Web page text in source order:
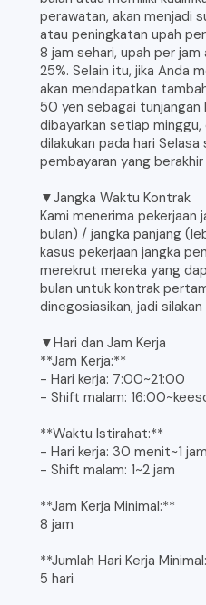
perawatan, akan menjadi
atau peningkatan upah
8 jam sehari, upah per
25%. Selain itu, jika Anda
akan mendapatkan
50 yen sebagai tunjangan
dibayarkan setiap
dilakukan pada hari
pembayaran yang
▼Jangka Waktu Kontrak
Kami menerima pekerjaan
bulan) / jangka panjang
kasus pekerjaan jangka
merekrut mereka yang
bulan untuk kontrak
dinegosiasikan, jadi
▼Hari dan Jam Kerja
**Jam Kerja:**
- Hari kerja: 7:00~21:00
- Shift malam:
**Waktu Istirahat:**
- Hari kerja: 30 menit~1 jam
- Shift malam: 1~2 jam
**Jam Kerja Minimal:**
8 jam
**Jumlah Hari Kerja
5 hari